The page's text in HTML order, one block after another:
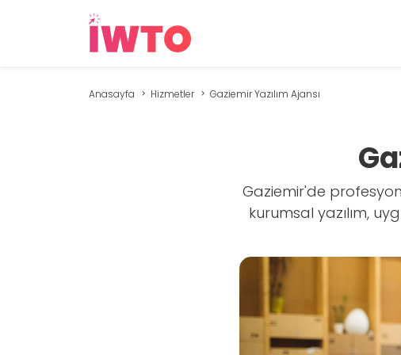
Anasayfa Hizmetler Gaziemir Yazılım Ajansı
Gaziemir'de
kurumsal yazılım,